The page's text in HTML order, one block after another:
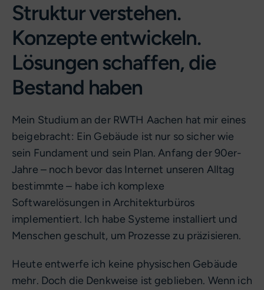
Struktur verstehen.
Konzepte entwickeln.
Lösungen schaffen, die
Bestand haben
Mein Studium an der RWTH Aachen hat mir eines
beigebracht: Ein Gebäude ist nur so sicher wie
sein Fundament und sein Plan. Anfang der 90er-
Jahre – noch bevor das Internet unseren Alltag
bestimmte – habe ich komplexe
Softwarelösungen in Architekturbüros
implementiert. Ich habe Systeme installiert und
Menschen geschult, um Prozesse zu präzisieren.
Heute entwerfe ich keine physischen Gebäude
mehr. Doch die Denkweise ist geblieben. Wenn ich